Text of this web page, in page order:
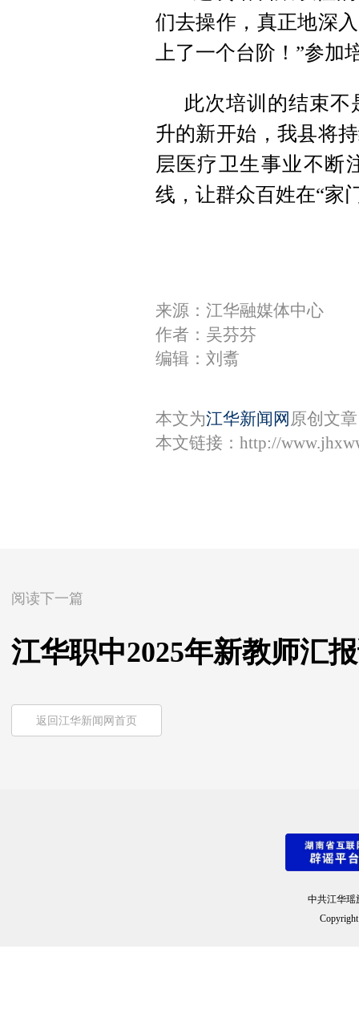
们去操作，真正地深
上了一个台阶！”参
此次培训的结束
升的新开始，我县将
层医疗卫生事业不断
线，让群众百姓在“家
来源：江华融媒体中心
作者：吴芬芬
编辑：刘翥
本文为江华新闻网 原创文
本文链接： http://
阅读下一篇
江华职中2025年新教师汇
返回江华新闻网首页
中共江华瑶